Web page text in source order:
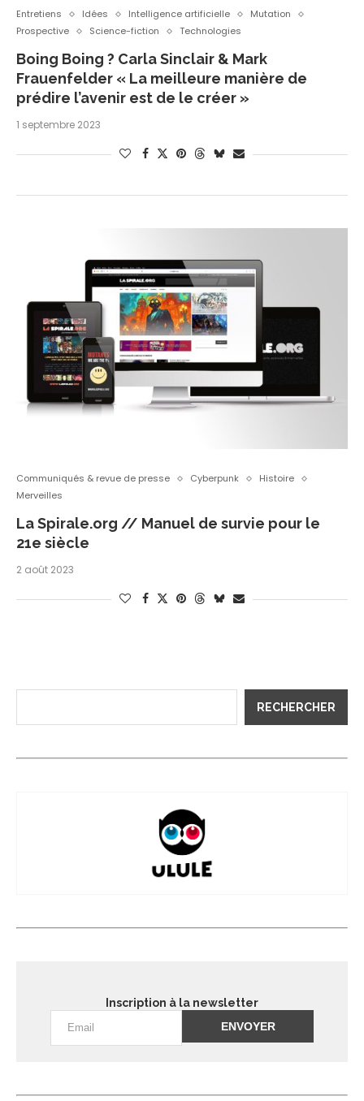
Entretiens Idées Intelligence artificielle
Mutation
Prospective
Science-fiction Technologies
Boing Boing ? Carla Sinclair & Mark
Frauenfelder « La meilleure manière de
prédire l’avenir est de le créer »
1 septembre 2023
Communiqués & revue de presse Cyberpunk
Histoire
Merveilles
La Spirale.org // Manuel de survie pour le
21e siècle
2 août 2023
RECHERCHER
Inscription à la newsletter